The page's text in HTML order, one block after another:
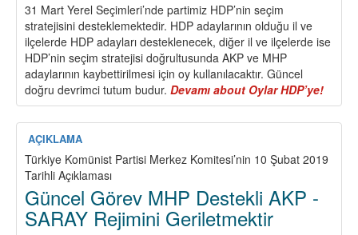
31 Mart Yerel Seçimleri’nde partimiz HDP’nin seçim
stratejisini desteklemektedir. HDP adaylarının olduğu il ve
ilçelerde HDP adayları desteklenecek, diğer il ve ilçelerde ise
HDP’nin seçim stratejisi doğrultusunda AKP ve MHP
adaylarının kaybettirilmesi için oy kullanılacaktır. Güncel
doğru devrimci tutum budur. Devamı about Oylar HDP’ye!
AÇIKLAMA
Türkiye Komünist Partisi Merkez Komitesi’nin 10 Şubat 2019
Tarihli Açıklaması
Güncel Görev MHP Destekli AKP -
SARAY Rejimini Geriletmektir